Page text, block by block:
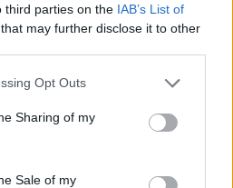
third parties on the IAB’s List of
that may further disclose it to other
Opt Outs
Sharing of my
Sale of my